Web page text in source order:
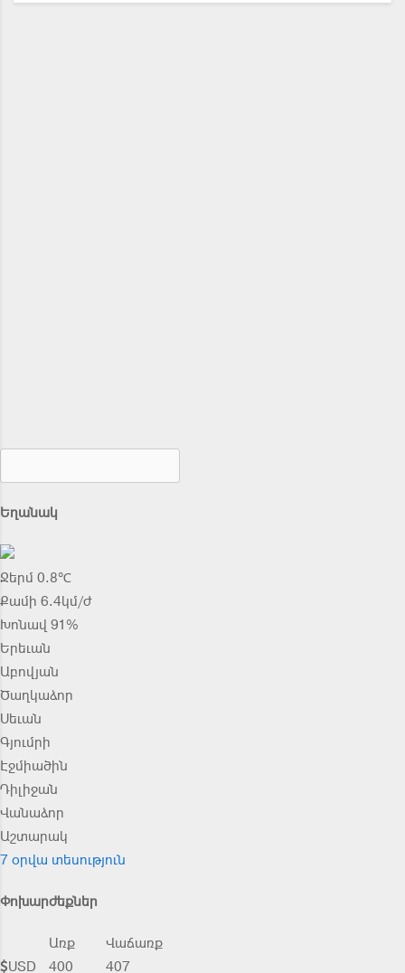
Եղանակ
Ջերմ 0.8℃
Քամի 6.4կմ/ժ
Խոնավ 91%
Երեւան
Աբովյան
Ծաղկաձոր
Սեւան
Գյումրի
Էջմիածին
Դիլիջան
Վանաձոր
Աշտարակ
7 օրվա տեսություն
Փոխարժեքներ
Առք
Վաճառք
USD
400 407